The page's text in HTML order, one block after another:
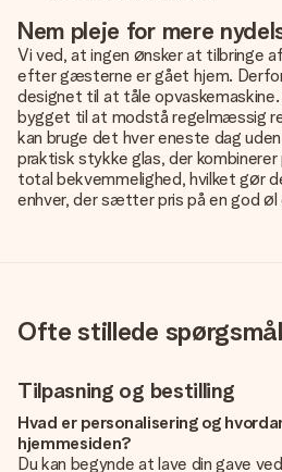
Nem pleje for mere
Vi ved, at ingen ønsker at tilbringe
efter gæsterne er gået hjem.
designet til at tåle opvaskemaskine.
bygget til at modstå regelmæssig
kan bruge det hver eneste dag
praktisk stykke glas, der
total bekvemmelighed, hvilket gør
enhver, der sætter pris på en god øl
Ofte stillede spørgsmål
Tilpasning og bestilling
Hvad er personalisering og
hjemmesiden?
Du kan begynde at lave din gave